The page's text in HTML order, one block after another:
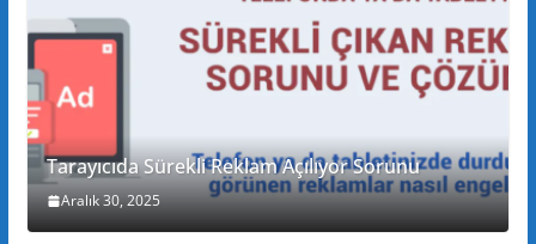
Tarayıcıda Sürekli Reklam Açılıyor Sorunu
Aralık 30, 2025